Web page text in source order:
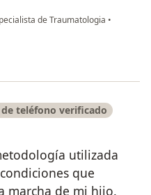
de Traumatologia •
teléfono verificado
utilizada
que
marcha de mi hijo.